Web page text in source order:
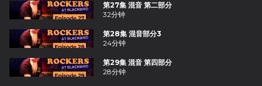
第27集 混音 第二部分
32分钟
第28集 混音部分3
24分钟
第29集 混音 第四部分
28分钟